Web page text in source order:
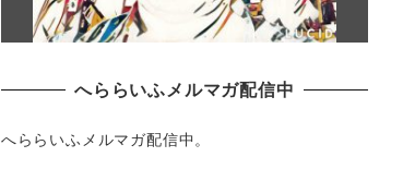
へららいふメルマガ配信中
へららいふメルマガ配信中。